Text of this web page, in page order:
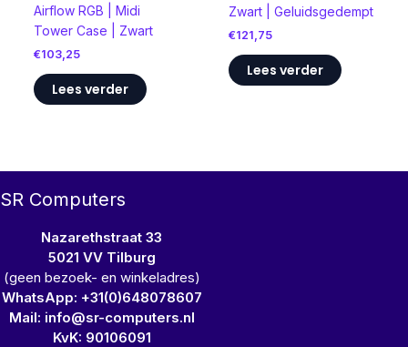
Airflow RGB | Midi
Tower Case | Zwart
€103,25
Lees verder
Zwart | Geluidsgedempt
€121,75
Lees verder
SR Computers
Nazarethstraat 33
5021 VV Tilburg
(geen bezoek- en winkeladres)
WhatsApp: +31(0)648078607
Mail: info@sr-computers.nl
KvK: 90106091